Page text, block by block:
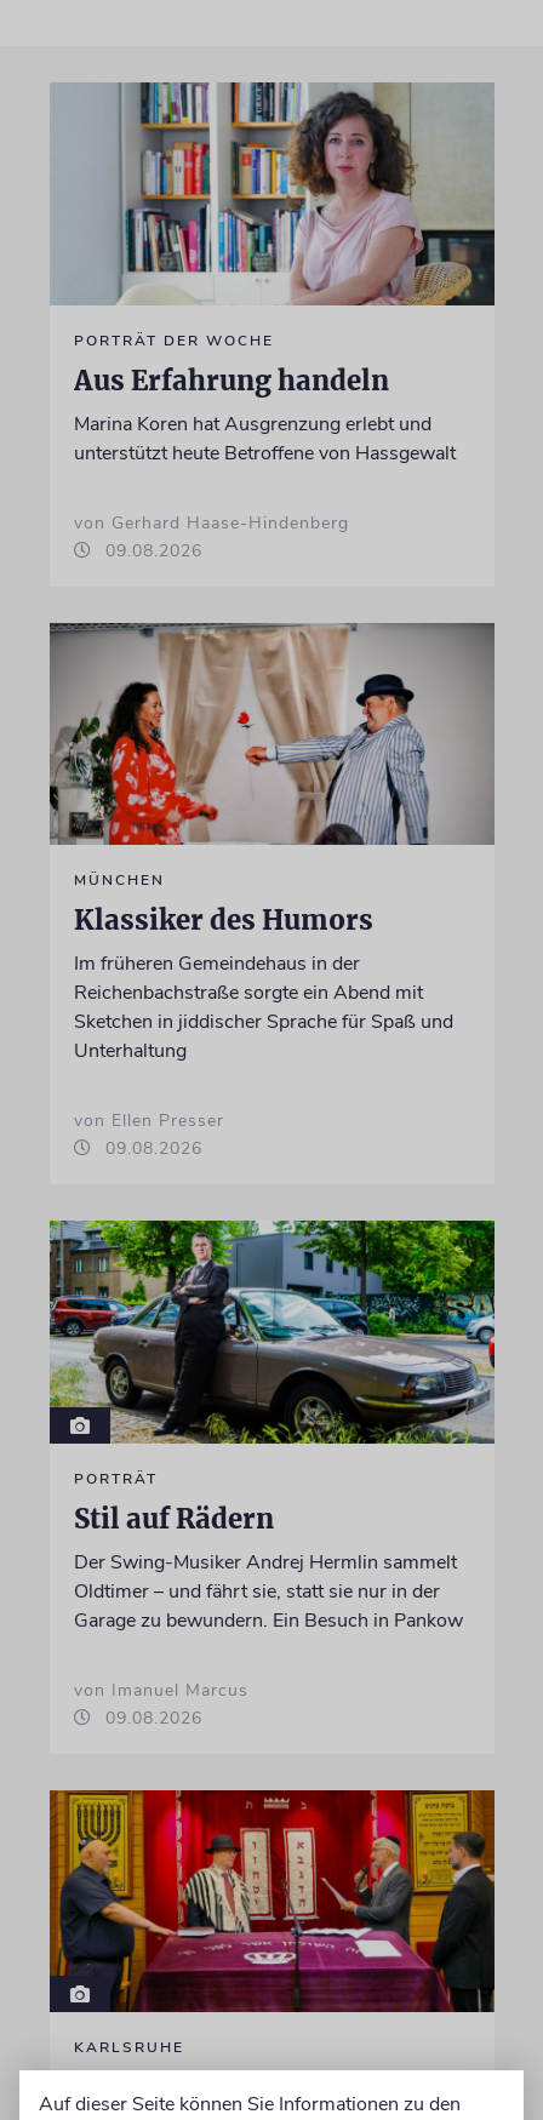
PORTRÄT DER WOCHE
Aus Erfahrung handeln
Marina Koren hat Ausgrenzung erlebt und
unterstützt heute Betroffene von Hassgewalt
von Gerhard Haase-Hindenberg
09.08.2026
MÜNCHEN
Klassiker des Humors
Im früheren Gemeindehaus in der
Reichenbachstraße sorgte ein Abend mit
Sketchen in jiddischer Sprache für Spaß und
Unterhaltung
von Ellen Presser
09.08.2026
PORTRÄT
Stil auf Rädern
Der Swing-Musiker Andrej Hermlin sammelt
Oldtimer – und fährt sie, statt sie nur in der
Garage zu bewundern. Ein Besuch in Pankow
von Imanuel Marcus
09.08.2026
KARLSRUHE
Auf dieser Seite können Sie Informationen zu den